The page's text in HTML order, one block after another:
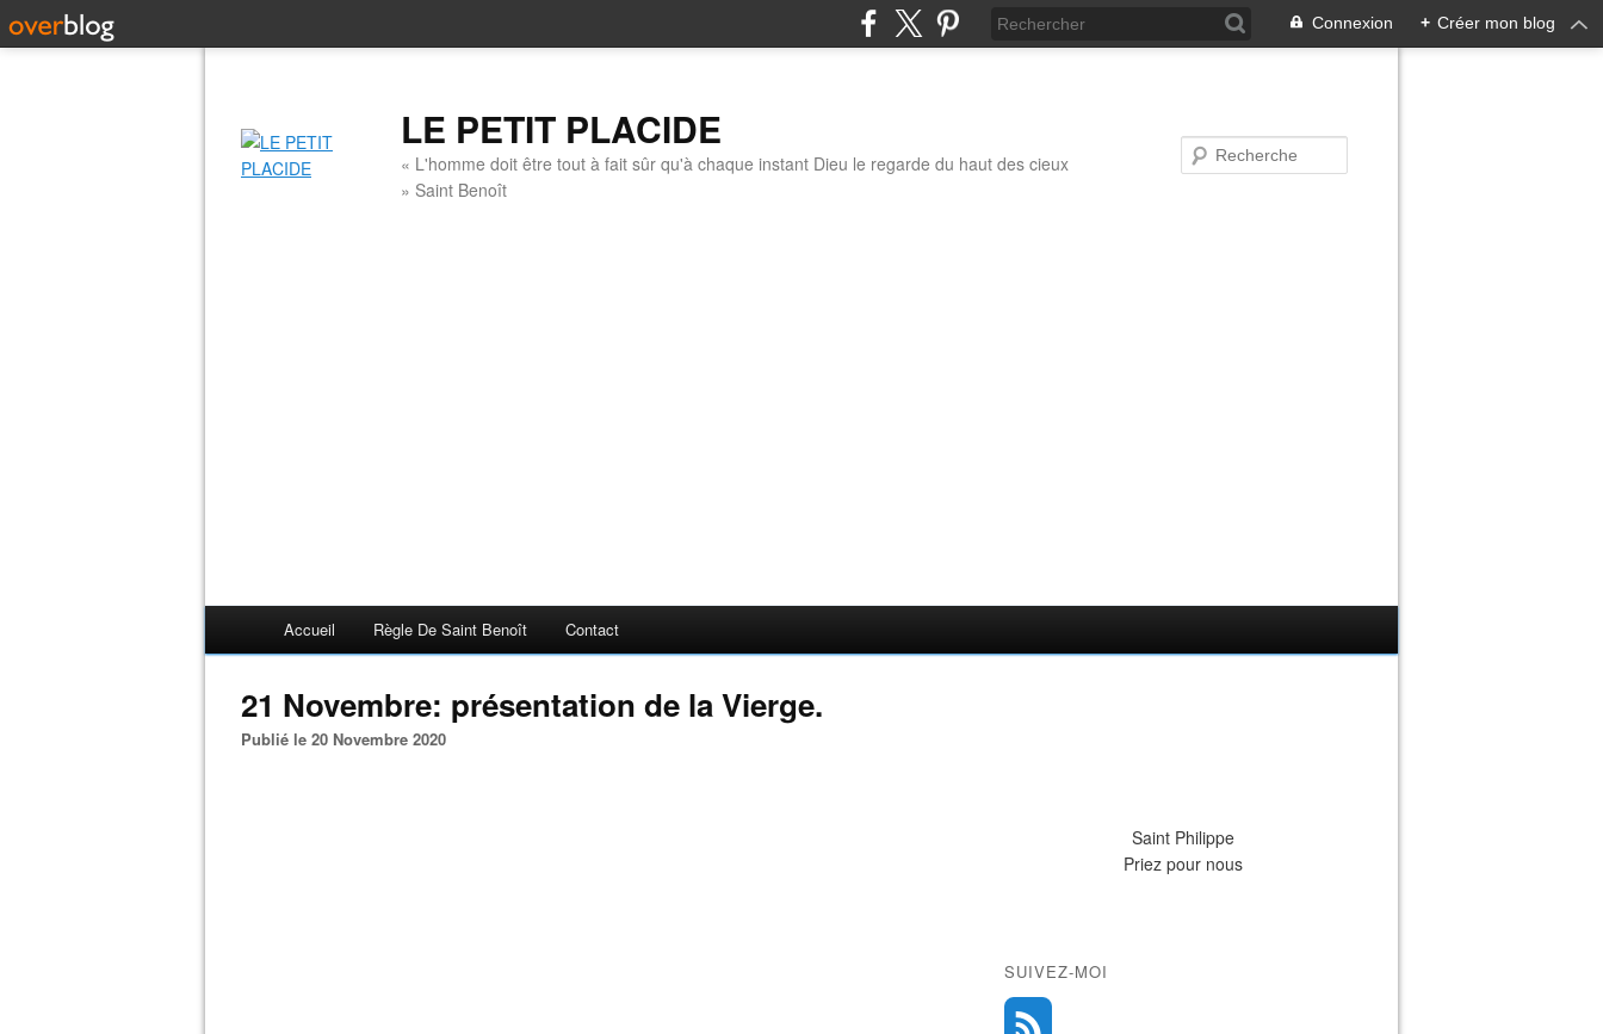
Connexion + Créer mon blog
LE PETIT PLACIDE
« L'homme doit être tout à fait sûr qu'à chaque instant Dieu le regarde du haut des cieux
» Saint Benoît
Accueil Règle De Saint Benoît Contact
21 Novembre: présentation de la Vierge.
Publié le 20 Novembre 2020
Saint Philippe
Priez pour nous
SUIVEZ-MOI